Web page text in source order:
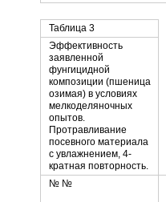
Таблица 3
Эффективность
заявленной
фунгицидной
композиции (пшеница
озимая) в условиях
мелкоделяночных
опытов.
Протравливание
посевного материала
с увлажнением, 4-
кратная повторность.
№ №